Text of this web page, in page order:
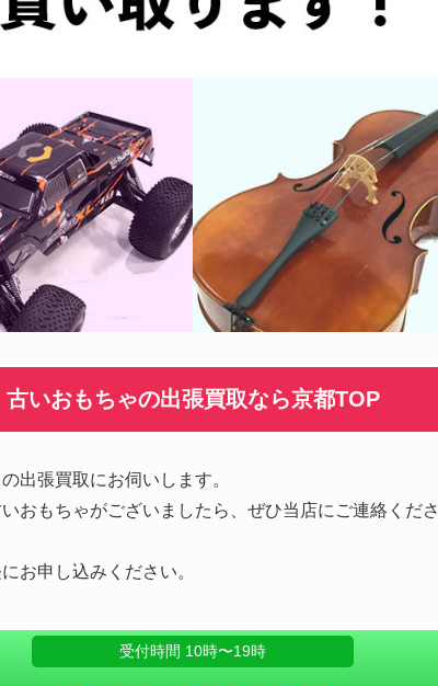
古いおもちゃの出張買取なら京都TOP
出張買取にお伺いします。
おもちゃがございましたら、ぜひ当店にご連絡くだ
お申し込みください。
受付時間 10時〜19時